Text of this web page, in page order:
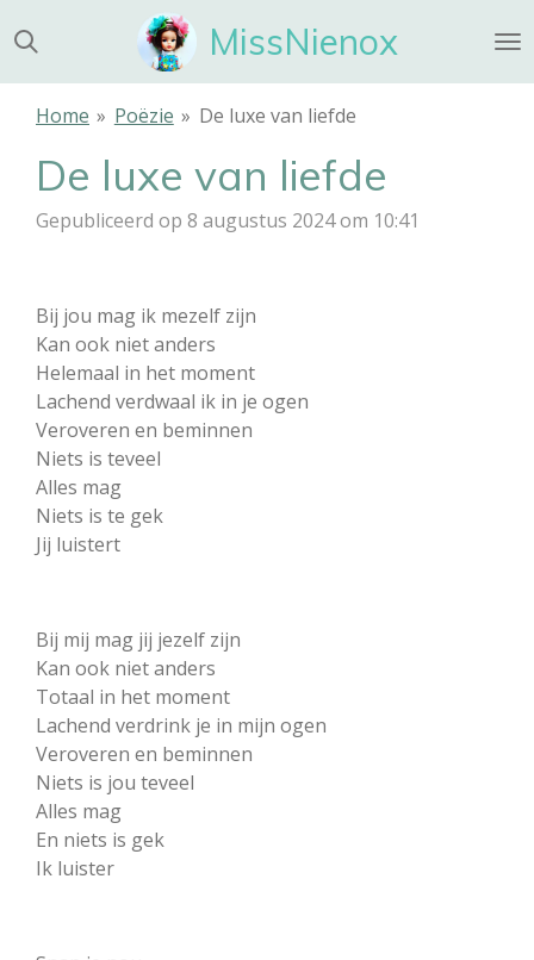
direct
naar
MissNienox
Home » Poëzie » De luxe van liefde
De luxe van liefde
Gepubliceerd op 8 augustus 2024 om 10:41
Bij jou mag ik mezelf zijn
Kan ook niet anders
Helemaal in het moment
Lachend verdwaal ik in je ogen
Veroveren en beminnen
Niets is teveel
Alles mag
Niets is te gek
Jij luistert
Bij mij mag jij jezelf zijn
Kan ook niet anders
Totaal in het moment
Lachend verdrink je in mijn ogen
Veroveren en beminnen
Niets is jou teveel
Alles mag
En niets is gek
Ik luister